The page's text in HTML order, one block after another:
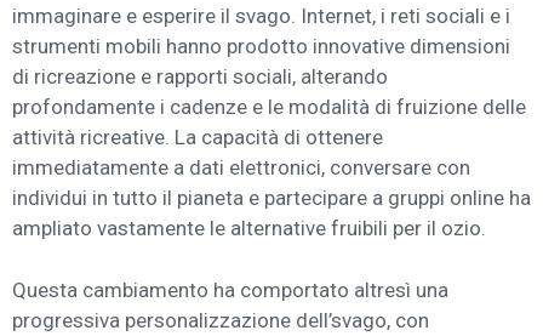
immaginare e esperire il svago. Internet, i reti sociali e i
strumenti mobili hanno prodotto innovative dimensioni
di ricreazione e rapporti sociali, alterando
profondamente i cadenze e le modalità di fruizione delle
attività ricreative. La capacità di ottenere
immediatamente a dati elettronici, conversare con
individui in tutto il pianeta e partecipare a gruppi online ha
ampliato vastamente le alternative fruibili per il ozio.
Questa cambiamento ha comportato altresì una
progressiva personalizzazione dell’svago, con